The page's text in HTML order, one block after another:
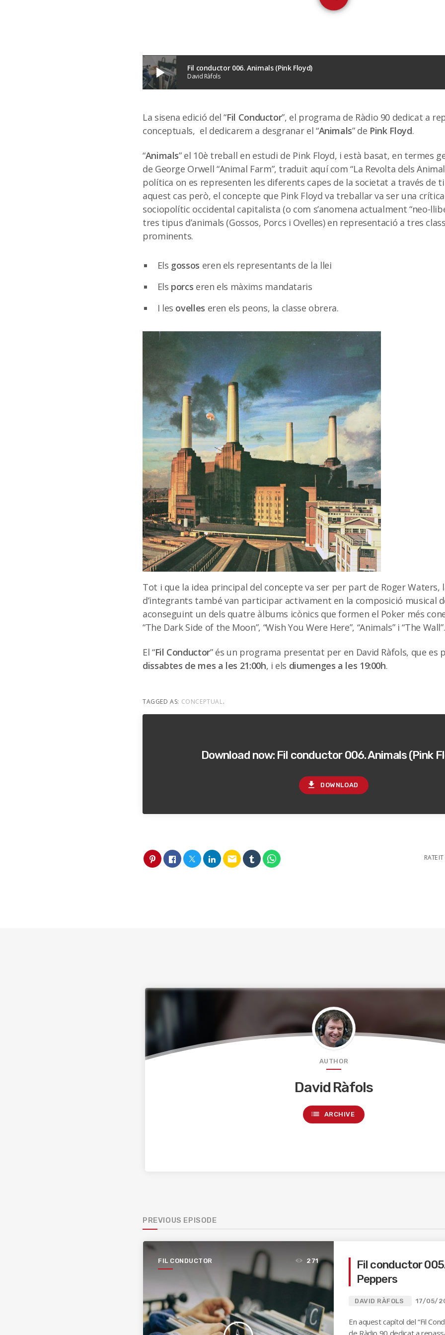
play_arrow Fil conductor 006. Animals (Pink Floyd)
David Ràfols
La sisena edició del “Fil Conductor”, el programa de Ràdio 90 dedicat a
conceptuals, el dedicarem a desgranar el “Animals” de Pink Floyd.
“Animals” el 10è treball en estudi de Pink Floyd, i està basat, en termes
de George Orwell “Animal Farm”, traduït aquí com “La Revolta dels
política on es representen les diferents capes de la societat a través de
aquest cas però, el concepte que Pink Floyd va treballar va ser una
sociopolític occidental capitalista (o com s’anomena actualment “neo-
tres tipus d’animals (Gossos, Porcs i Ovelles) en representació a tres
prominents.
Els gossos eren els representants de la llei
Els porcs eren els màxims mandataris
I les ovelles eren els peons, la classe obrera.
Tot i que la idea principal del concepte va ser per part de Roger Waters,
d’integrants també van participar activament en la composició musical
aconseguint un dels quatre àlbums icònics que formen el Poker més
“The Dark Side of the Moon”, “Wish You Were Here”, “Animals” i “The Wall”.
El “Fil Conductor” és un programa presentat per en David Ràfols, que es
dissabtes de mes a les 21:00h, i els diumenges a les 19:00h.
TAGGED AS: CONCEPTUAL.
Download now: Fil conductor 006. Animals (Pink
file_download DOWNLOAD
email RATE IT
AUTHOR
David Ràfols
list ARCHIVE
PREVIOUS EPISODE
FIL CONDUCTOR 271
Fil conductor
Peppers
DAVID RÀFOLS 17/05/
En aquest capítol del “Fil